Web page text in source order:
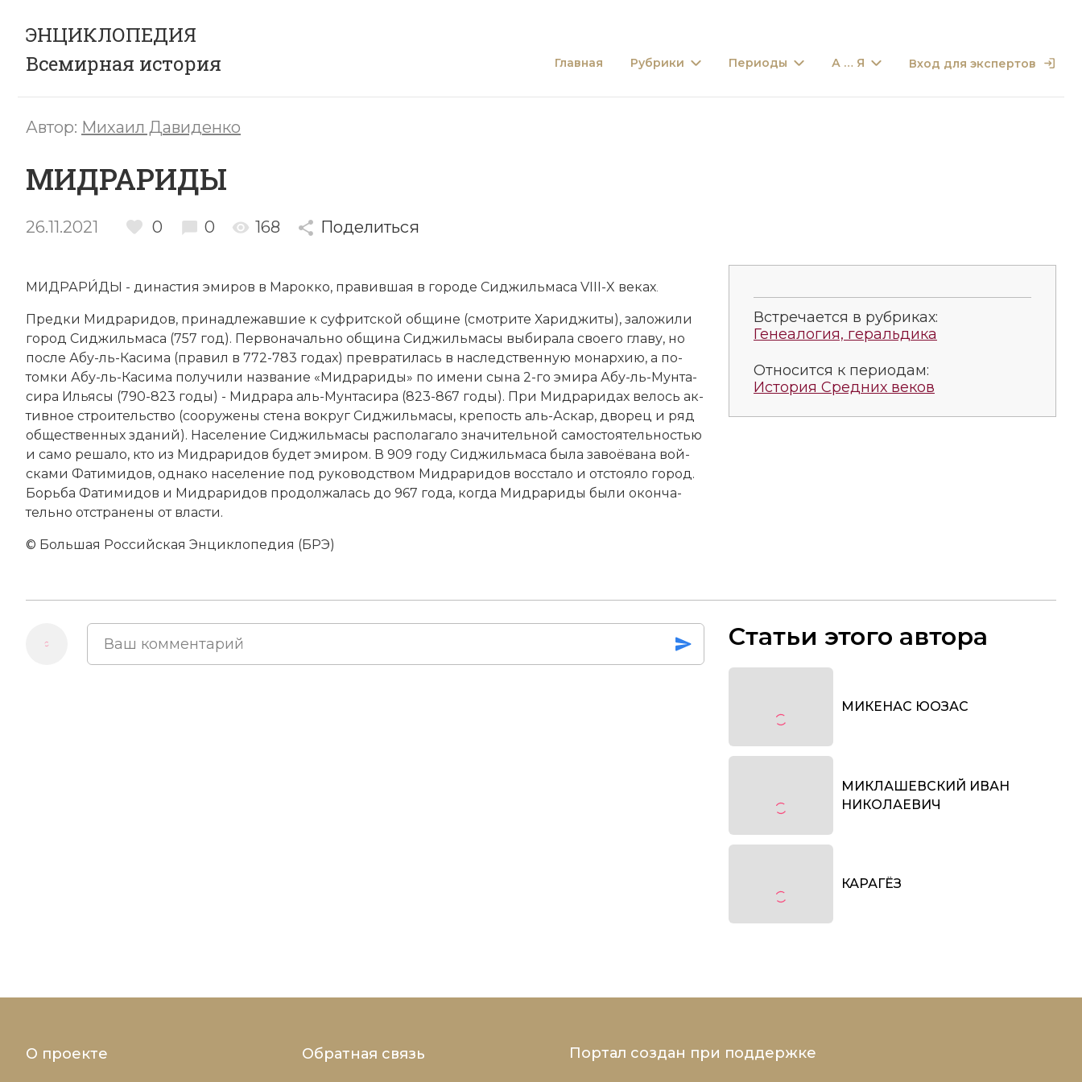
ЭНЦИКЛОПЕДИЯ
Всемирная история
Главная Рубрики Периоды А … Я Вход для экспертов
Автор: Михаил Давиденко
МИДРАРИДЫ
26.11.2021 0 0 168 Поделиться
МИДРАРИ́ДЫ - ди­на­стия эми­ров в Ма­рок­ко, пра­вив­шая в городе Сид­жиль­ма­са VIII-X веках
Пред­ки Мидраридов, при­над­ле­жав­шие к суф­рит­ской об­щи­не (смотрите Ха­рид­жи­ты), за­ло­жи­ли
город Сид­жиль­ма­са (757 год). Пер­во­на­чаль­но об­щи­на Сид­жиль­ма­сы вы­би­ра­ла сво­его гла­ву, но
по­сле Абу-ль-Ка­си­ма (пра­вил в 772-783 годах) пре­вра­ти­лась в на­следственную мо­нар­хию, а по­
том­ки Абу-ль-Ка­си­ма по­лу­чи­ли название «Мидрариды» по име­ни сы­на 2-го эми­ра Абу-ль-Мун­та­
си­ра Илья­сы (790-823 годы) - Мид­ра­ра аль-Мун­та­си­ра (823-867 годы). При Мидраридах ве­лось ак­
тив­ное строи­тель­ст­во (со­ору­же­ны сте­на во­круг Сид­жиль­ма­сы, кре­пость аль-Ас­кар, дво­рец и ряд
об­щественных зда­ний). На­се­ле­ние Сид­жиль­ма­сы рас­по­ла­га­ло зна­чительной са­мо­стоя­тель­но­стью
и са­мо ре­ша­ло, кто из Мидраридов бу­дет эми­ром. В 909 году Сид­жиль­ма­са бы­ла за­воё­ва­на вой­
ска­ми Фа­ти­ми­дов, од­на­ко на­се­ле­ние под руководством Мидраридов вос­ста­ло и от­стоя­ло го­род.
Борь­ба Фа­ти­ми­дов и Мидраридов про­дол­жа­лась до 967 года, ко­гда Мидрариды бы­ли окон­ча­
тель­но от­стра­не­ны от вла­сти.
© Большая Российская Энциклопедия (БРЭ)
Встречается в рубриках:
Генеалогия, геральдика
Относится к периодам:
История Средних веков
Статьи этого автора
МИКЕНАС ЮОЗАС
МИКЛАШЕВСКИЙ ИВАН
НИКОЛАЕВИЧ
КАРАГЁЗ
О проекте
Обратная связь Портал создан при поддержке